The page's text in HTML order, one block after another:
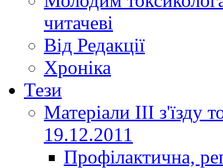
читачеві
Від Редакції
Хроніка
Тези
Матеріали ІІІ з'їзду
19.12.2011
Профілактична,